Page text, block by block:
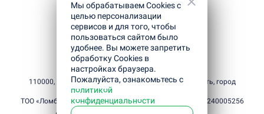
Мы обрабатываем Cookies с
целью персонализации
сервисов и для того, чтобы
пользоваться сайтом было
удобнее. Вы можете запретить
обработку Cookies в
настройках браузера.
Пожалуйста, ознакомьтесь с
политикой
конфиденциальности
Режим работы с 09:00 до 21:00
Полезная информация
Как отсрочить погашение кредита
Как получить кредит под залог
Как погасить кредит
Как мы работаем
Какие вещи принимаем
ТОО «Ломбард «Деньги населению», 2026 год, БИН 141240005256
Юридический и фактический адрес
110000, Республика Казахстан, Костанайская область, город
Костанай, улица Амангельды, дом 46